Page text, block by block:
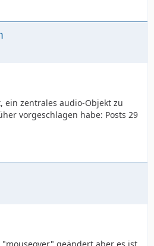
ein zentrales audio-Objekt zu
vorgeschlagen habe: Posts 29